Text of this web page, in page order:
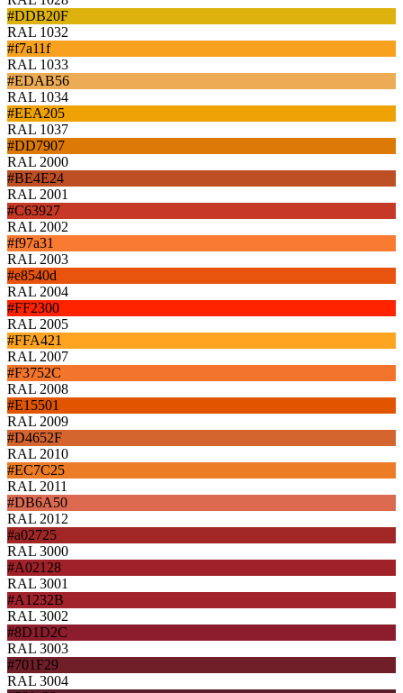
#DDB20F
RAL 1032
#f7a11f
RAL 1033
#EDAB56
RAL 1034
#EEA205
RAL 1037
#DD7907
RAL 2000
#BE4E24
RAL 2001
#C63927
RAL 2002
#f97a31
RAL 2003
#e8540d
RAL 2004
#FF2300
RAL 2005
#FFA421
RAL 2007
#F3752C
RAL 2008
#E15501
RAL 2009
#D4652F
RAL 2010
#EC7C25
RAL 2011
#DB6A50
RAL 2012
#a02725
RAL 3000
#A02128
RAL 3001
#A1232B
RAL 3002
#8D1D2C
RAL 3003
#701F29
RAL 3004